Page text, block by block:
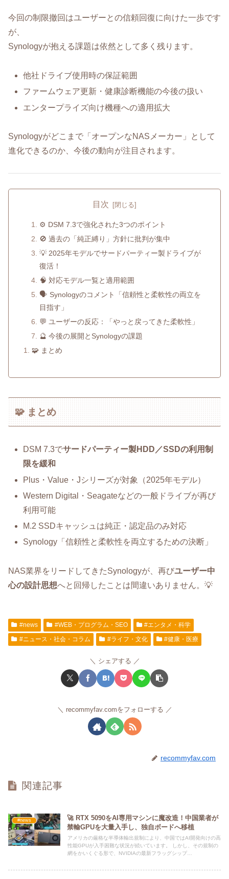
今回の制限撤回はユーザーとの信頼回復に向けた一歩です
が、
Synologyが抱える課題は依然として多く残ります。
他社ドライブ使用時の保証範囲
ファームウェア更新・健康診断機能の今後の扱い
エンタープライズ向け機種への適用拡大
Synologyがどこまで「オープンなNASメーカー」として
進化できるのか、今後の動向が注目されます。
目次
⚙️ DSM 7.3で強化された3つのポイント
🚫 過去の「純正縛り」方針に批判が集中
💡 2025年モデルでサードパーティー製ドライブが
復活！
🧠 対応モデル一覧と適用範囲
🗣️ Synologyのコメント「信頼性と柔軟性の両立を
目指す」
💬 ユーザーの反応：「やっと戻ってきた柔軟性」
🔮 今後の展開とSynologyの課題
🧩 まとめ
🧩 まとめ
DSM 7.3でサードパーティー製HDD／SSDの利用制
限を緩和
Plus・Value・Jシリーズが対象（2025年モデル）
Western Digital・Seagateなどの一般ドライブが再び
利用可能
M.2 SSDキャッシュは純正・認定品のみ対応
Synology「信頼性と柔軟性を両立するための決断」
NAS業界をリードしてきたSynologyが、再びユーザー中
心の設計思想へと回帰したことは間違いありません。💡
#news #WEB・プログラム・SEO
#エンタメ・科学
#ニュース・社会・コラム
#ライフ・文化 #健康・医療
シェアする
recommyfav.comをフォローする
recommyfav.com
関連記事
#news
🚀 RTX 5090をAI専用マシンに魔改造！中国業者が
禁輸GPUを大量入手し、独自ボードへ移植
アメリカの厳格な半導体輸出規制により、中国ではAI開発向けの高
性能GPUが入手困難な状況が続いています。 しかし、その規制の
網をかいくぐる形で、NVIDIAの最新フラッグシップ